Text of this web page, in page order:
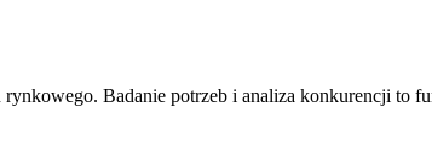
Badanie potrzeb i analiza konkurencji to